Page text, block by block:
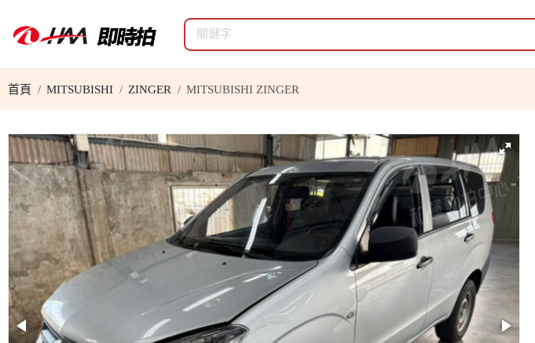
首頁 MITSUBISHI ZINGER MITSUBISHI ZINGER